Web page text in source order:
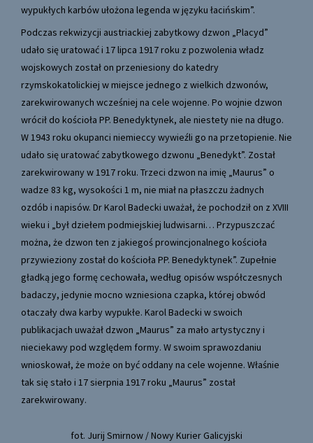
wypukłych karbów ułożona legenda w języku łacińskim”.
Podczas rekwizycji austriackiej zabytkowy dzwon „Placyd”
udało się uratować i 17 lipca 1917 roku z pozwolenia władz
wojskowych został on przeniesiony do katedry
rzymskokatolickiej w miejsce jednego z wielkich dzwonów,
zarekwirowanych wcześniej na cele wojenne. Po wojnie dzwon
wrócił do kościoła PP. Benedyktynek, ale niestety nie na długo.
W 1943 roku okupanci niemieccy wywieźli go na przetopienie. Nie
udało się uratować zabytkowego dzwonu „Benedykt”. Został
zarekwirowany w 1917 roku. Trzeci dzwon na imię „Maurus” o
wadze 83 kg, wysokości 1 m, nie miał na płaszczu żadnych
ozdób i napisów. Dr Karol Badecki uważał, że pochodził on z XVIII
wieku i „był dziełem podmiejskiej ludwisarni… Przypuszczać
można, że dzwon ten z jakiegoś prowincjonalnego kościoła
przywieziony został do kościoła PP. Benedyktynek”. Zupełnie
gładką jego formę cechowała, według opisów współczesnych
badaczy, jedynie mocno wzniesiona czapka, której obwód
otaczały dwa karby wypukłe. Karol Badecki w swoich
publikacjach uważał dzwon „Maurus” za mało artystyczny i
nieciekawy pod względem formy. W swoim sprawozdaniu
wnioskował, że może on być oddany na cele wojenne. Właśnie
tak się stało i 17 sierpnia 1917 roku „Maurus” został
zarekwirowany.
fot. Jurij Smirnow / Nowy Kurier Galicyjski